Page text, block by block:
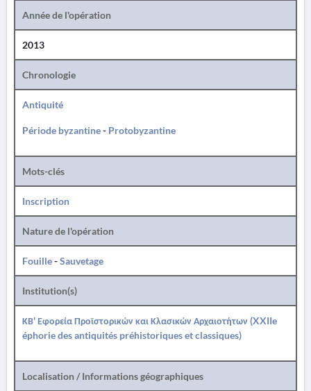
Année de l'opération
2013
Chronologie
Antiquité
Période byzantine- Protobyzantine
Mots-clés
Inscription
Nature de l'opération
Fouille-Sauvetage
Institution(s)
ΚΒ' Εφορεία Προϊστορικών και Κλασικών Αρχαιοτήτων (XXIIe
éphorie des antiquités préhistoriques et classiques)
Localisation / Informations géographiques